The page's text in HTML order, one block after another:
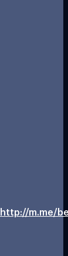
http://m.me/